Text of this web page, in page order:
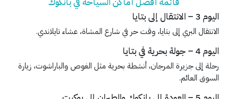
اليوم 3 – الانتقال إلى بتايا
الانتقال البري إلى بتايا، وقت حر في شارع المشاة، عشاء تايلاندي.
اليوم 4 – جولة بحرية في بتايا
رحلة إلى جزيرة المرجان، أنشطة بحرية مثل الغوص والباراشوت، زيارة
السوق العائم.